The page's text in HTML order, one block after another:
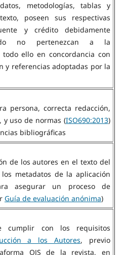
metodologías, tablas y
poseen sus respectivas
y crédito debidamente
no pertenezcan a la
ello en concordancia con
y referencias adoptadas por la
persona, correcta redacción,
uso de normas (ISO690:2013)
bibliográficas
de los autores en el texto del
metadatos de la aplicación
asegurar un proceso de
Guía de evaluación anónima)
cumplir con los requisitos
a los Autores, previo
OJS de la revista, en